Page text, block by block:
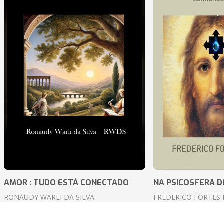
AMOR : TUDO ESTÁ CONECTADO
RONAUDY WARLI DA SILVA
NA PSICOSFERA
FREDERICO FORTES